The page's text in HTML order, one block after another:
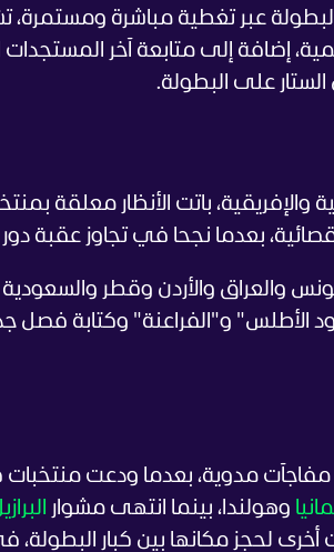
عبر تغطية مباشرة ومستمرة،
إضافة إلى متابعة آخر المستجدات
الستار على البطولة.
والإفريقية، باتت الأنظار معلقة
بعدما نجحا في تجاوز عقبة دور
والعراق والأردن وقطر والسعودية
الأطلس" و"الفراعنة" وكتابة فصل
مفاجآت مدوية، بعدما ودعت
وهولندا، بينما انتهى مشوار
أخرى لحجز مكانها بين كبار